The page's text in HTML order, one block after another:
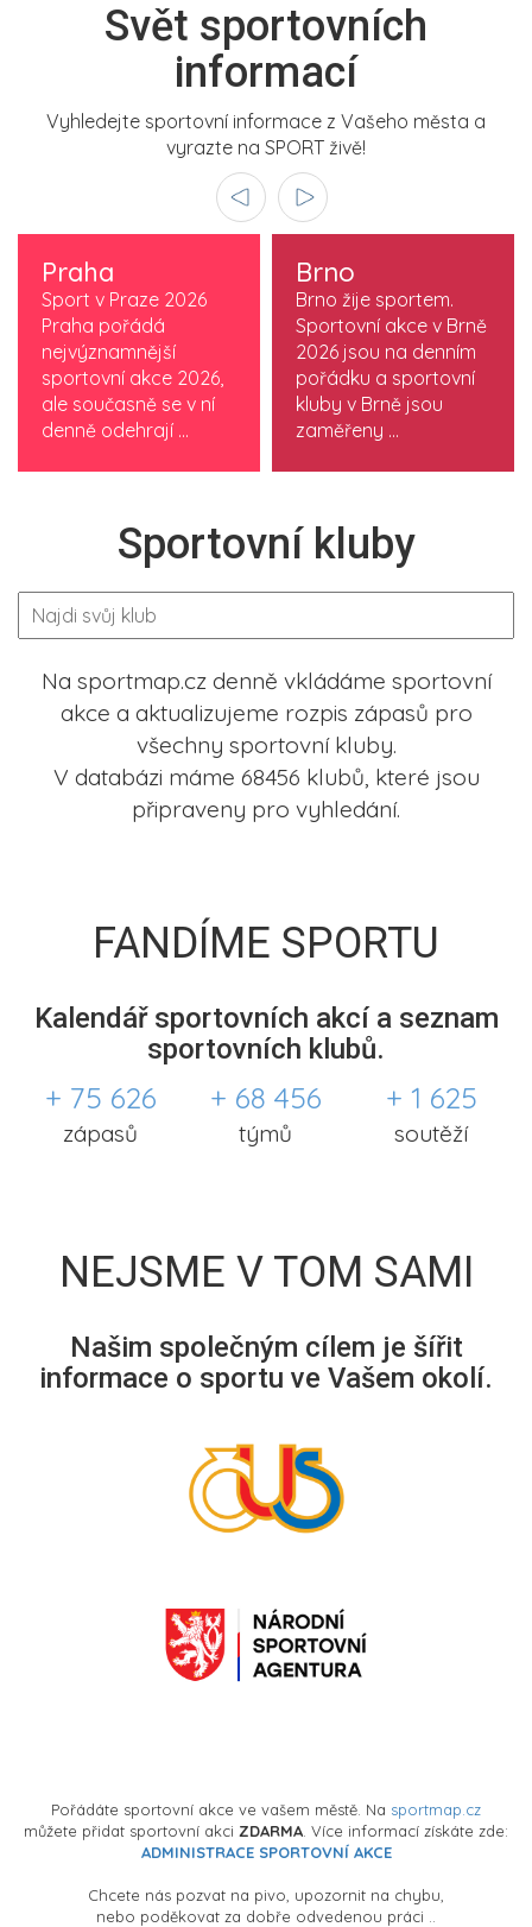
Svět sportovních
informací
Vyhledejte sportovní informace z Vašeho města a
vyrazte na SPORT živě!
Praha
Sport v Praze 2026
Praha pořádá
nejvýznamnější
sportovní akce 2026,
ale současně se v ní
denně odehrají ...
Brno
Brno žije sportem.
Sportovní akce v Brně
2026 jsou na denním
pořádku a sportovní
kluby v Brně jsou
zaměřeny ...
Sportovní kluby
Na sportmap.cz denně vkládáme sportovní
akce a aktualizujeme rozpis zápasů pro
všechny sportovní kluby.
V databázi máme 68456 klubů, které jsou
připraveny pro vyhledání.
FANDÍME SPORTU
Kalendář sportovních akcí a seznam
sportovních klubů.
+ 75 626
zápasů
+ 68 456
týmů
+ 1 625
soutěží
NEJSME V TOM SAMI
Našim společným cílem je šířit
informace o sportu ve Vašem okolí.
Pořádáte sportovní akce ve vašem městě. Na sportmap.cz
můžete přidat sportovní akci ZDARMA . Více informací získáte zde:
ADMINISTRACE SPORTOVNÍ AKCE
Chcete nás pozvat na pivo, upozornit na chybu,
nebo poděkovat za dobře odvedenou práci ..